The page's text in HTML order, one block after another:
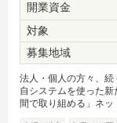
開業資金
対象
募集地域
法人・個人の方々、
自システムを使った
間で取り組める」ネ